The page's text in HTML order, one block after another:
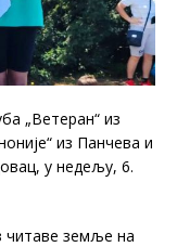
„Ветеран“ из
из Панчева и
у недељу, 6.
земље на